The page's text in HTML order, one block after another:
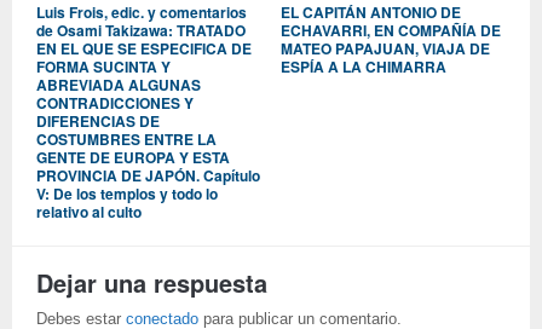
Luis Frois, edic. y comentarios
de Osami Takizawa: TRATADO
EN EL QUE SE ESPECIFICA DE
FORMA SUCINTA Y
ABREVIADA ALGUNAS
CONTRADICCIONES Y
DIFERENCIAS DE
COSTUMBRES ENTRE LA
GENTE DE EUROPA Y ESTA
PROVINCIA DE JAPÓN. Capítulo
V: De los templos y todo lo
relativo al culto
EL CAPITÁN ANTONIO DE
ECHAVARRI, EN COMPAÑÍA DE
MATEO PAPAJUAN, VIAJA DE
ESPÍA A LA CHIMARRA
Dejar una respuesta
Debes estar conectado para publicar un comentario.